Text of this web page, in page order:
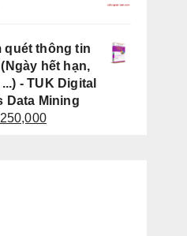
quét thông tin
hết hạn,
- TUK Digital
Data Mining
250,000Giá